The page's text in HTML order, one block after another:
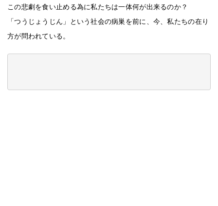
この悲劇を食い止める為に私たちは一体何が出来るのか？
「つうじょうじん」という社会の病巣を前に、今、私たちの在り
方が問われている。